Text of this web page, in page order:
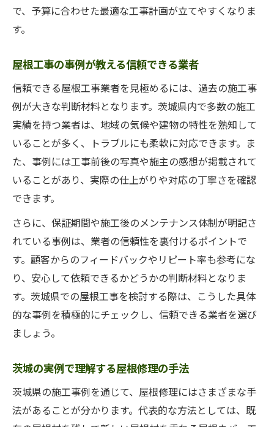
で、予算に合わせた最適な工事計画が立てやすくなりま
す。
屋根工事の事例が教える信頼できる業者
信頼できる屋根工事業者を見極めるには、過去の施工事
例が大きな判断材料となります。茨城県内で多数の施工
実績を持つ業者は、地域の気候や建物の特性を熟知して
いることが多く、トラブルにも柔軟に対応できます。ま
た、事例には工事前後の写真や施主の感想が掲載されて
いることがあり、実際の仕上がりや対応の丁寧さを確認
できます。
さらに、保証期間や施工後のメンテナンス体制が明記さ
れている事例は、業者の信頼性を裏付けるポイントで
す。顧客からのフィードバックやリピート率も参考にな
り、安心して依頼できるかどうかの判断材料となりま
す。茨城県での屋根工事を検討する際は、こうした具体
的な事例を積極的にチェックし、信頼できる業者を選び
ましょう。
茨城の実例で理解する屋根修理の手法
茨城県の施工事例を通じて、屋根修理にはさまざまな手
法があることが分かります。代表的な方法としては、既